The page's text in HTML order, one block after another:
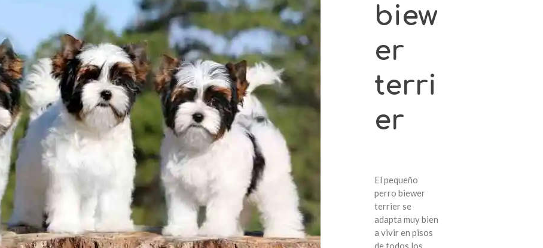
biew
er
terri
er
El pequeño
perro biewer
terrier se
adapta muy bien
a vivir en pisos
de todos los